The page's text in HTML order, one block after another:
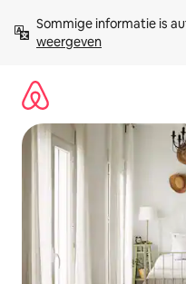
direct
naar
Sommige informatie is
weergeven